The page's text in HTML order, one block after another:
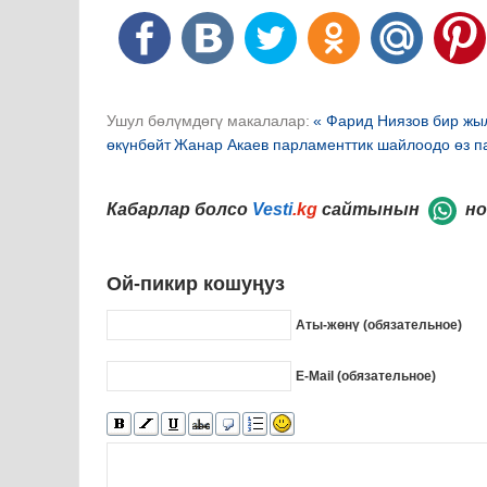
Ушул бөлүмдөгү макалалар: « Фарид Ниязов бир
өкүнбөйтЖанар Акаев парламенттик шайлоодо өз
Кабарлар болсо Vesti.kg сайтынын
Ой-пикир кошуңуз
Аты-жөнү (обязательное)
E-Mail (обязательное)